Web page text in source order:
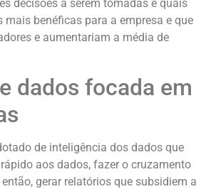
decisões a serem tomadas e quais
mais benéficas para a empresa e que
e aumentariam a média de
dados focada em
de inteligência dos dados que
aos dados, fazer o cruzamento
gerar relatórios que subsidiem a